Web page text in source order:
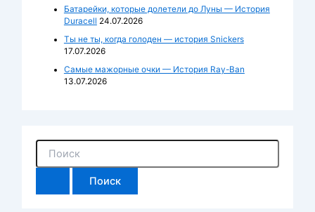
Батарейки, которые долетели до Луны — История
Duracell 24.07.2026
Ты не ты, когда голоден — история Snickers
17.07.2026
Самые мажорные очки — История Ray-Ban
13.07.2026
П